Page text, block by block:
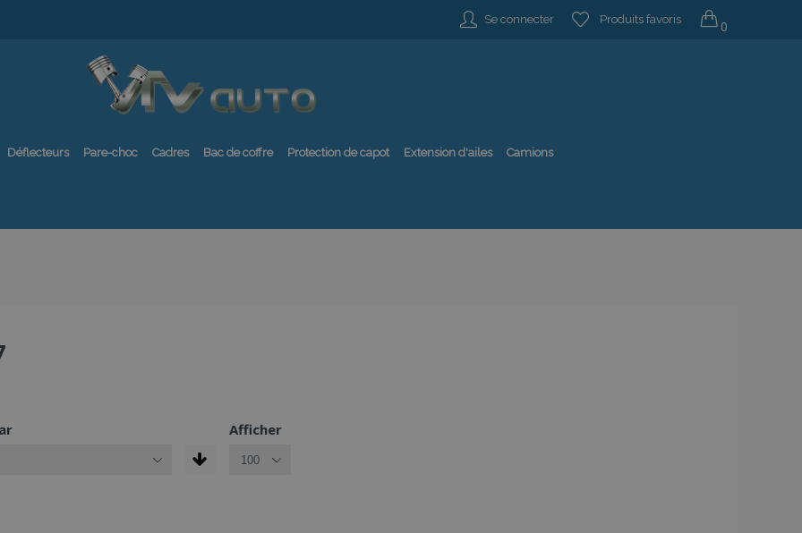
Se connecter Produits favoris 0
Déflecteurs Pare-choc Cadres Bac de coffre Protection de capot Extension d'ailes Camions
Afficher